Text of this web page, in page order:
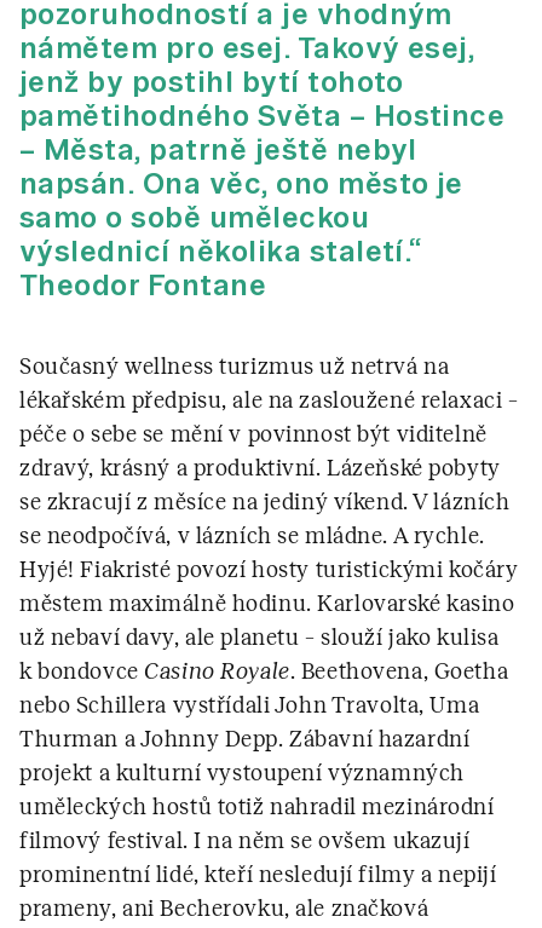
pozoruhodností a je vhodným
námětem pro esej. Takový esej,
jenž by postihl bytí tohoto
pamětihodného Světa – Hostince
– Města, patrně ještě nebyl
napsán. Ona věc, ono město je
samo o sobě uměleckou
výslednicí několika staletí.“
Theodor Fontane
Současný wellness turizmus už netrvá na
lékařském předpisu, ale na zasloužené relaxaci –
péče o sebe se mění v povinnost být viditelně
zdravý, krásný a produktivní. Lázeňské pobyty
se zkracují z měsíce na jediný víkend. V lázních
se neodpočívá, v lázních se mládne. A rychle.
Hyjé! Fiakristé povozí hosty turistickými kočáry
městem maximálně hodinu. Karlovarské kasino
už nebaví davy, ale planetu – slouží jako kulisa
k bondovce Casino Royale. Beethovena, Goetha
nebo Schillera vystřídali John Travolta, Uma
Thurman a Johnny Depp. Zábavní hazardní
projekt a kulturní vystoupení významných
uměleckých hostů totiž nahradil mezinárodní
filmový festival. I na něm se ovšem ukazují
prominentní lidé, kteří nesledují filmy a nepijí
prameny, ani Becherovku, ale značková